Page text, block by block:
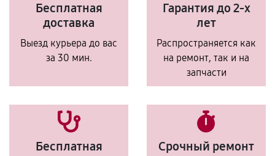
Бесплатная
доставка
Выезд курьера до вас
за 30 мин.
Гарантия до 2-х
лет
Распространяется как
на ремонт, так и на
запчасти
Бесплатная
Срочный ремонт